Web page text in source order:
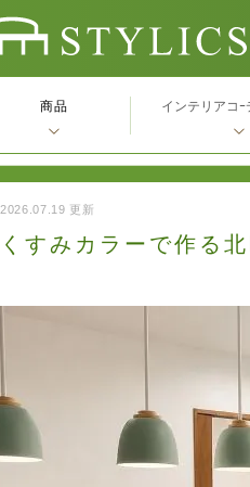
2026.07.19 更新
くすみカラーで作る
商品 インテリアコｰ